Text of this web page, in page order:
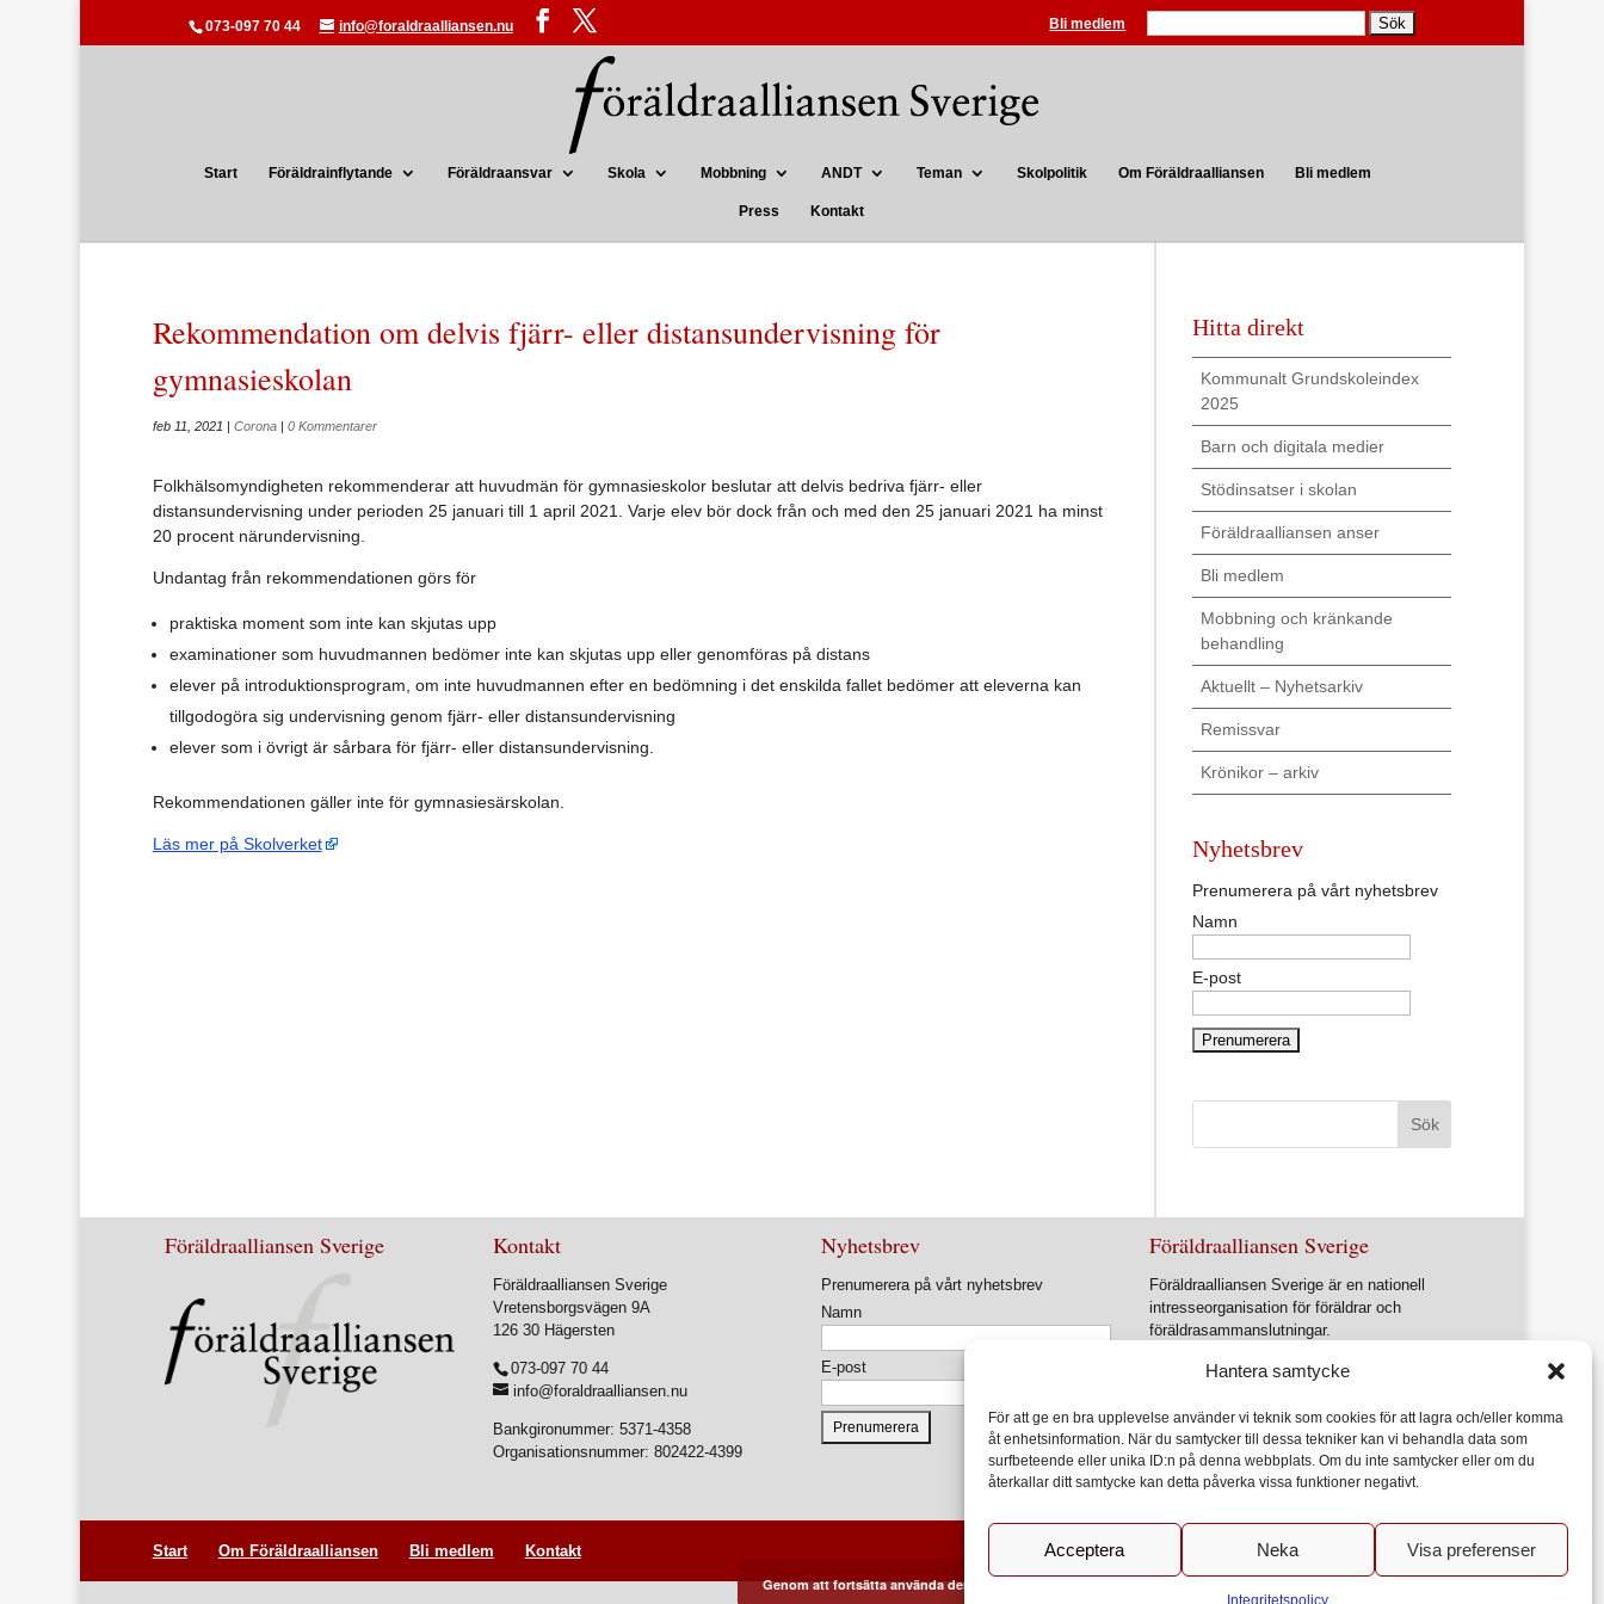
Hantera samtycke
För att ge en bra upplevelse använder vi teknik som cookies för att lagra och/eller komma
åt enhetsinformation. När du samtycker till dessa tekniker kan vi behandla data som
surfbeteende eller unika ID:n på denna webbplats. Om du inte samtycker eller om du
återkallar ditt samtycke kan detta påverka vissa funktioner negativt.
Acceptera Neka Visa preferenser
Integritetspolicy
073-097 70 44 info@foraldraalliansen.nu Bli medlem Search
Start Föräldrainflytande Föräldraansvar Skola Mobbning ANDT Teman Skolpolitik Om Föräldraalliansen Bli medlem
Press Kontakt
Rekommendation om delvis fjärr- eller distansundervisning för
gymnasieskolan
feb 11, 2021 | Corona| 0 Kommentarer
Folkhälsomyndigheten rekommenderar att huvudmän för gymnasieskolor beslutar att delvis bedriva fjärr- eller
distansundervisning under perioden 25 januari till 1 april 2021. Varje elev bör dock från och med den 25 januari 2021 ha minst
20 procent närundervisning.
Undantag från rekommendationen görs för
praktiska moment som inte kan skjutas upp
examinationer som huvudmannen bedömer inte kan skjutas upp eller genomföras på distans
elever på introduktionsprogram, om inte huvudmannen efter en bedömning i det enskilda fallet bedömer att eleverna kan
tillgodogöra sig undervisning genom fjärr- eller distansundervisning
elever som i övrigt är sårbara för fjärr- eller distansundervisning.
Rekommendationen gäller inte för gymnasiesärskolan.
Läs mer på Skolverket
Hitta direkt
Kommunalt Grundskoleindex
2025
Barn och digitala medier
Stödinsatser i skolan
Föräldraalliansen anser
Bli medlem
Mobbning och kränkande
behandling
Aktuellt – Nyhetsarkiv
Remissvar
Krönikor – arkiv
Nyhetsbrev
Prenumerera på vårt nyhetsbrev
Namn
E-post
Föräldraalliansen Sverige Kontakt
Föräldraalliansen Sverige
Vretensborgsvägen 9A
126 30 Hägersten
073-097 70 44
info@foraldraalliansen.nu
Bankgironummer: 5371-4358
Organisationsnummer: 802422-4399
Nyhetsbrev
Prenumerera på vårt nyhetsbrev
Namn
E-post
Föräldraalliansen Sverige
Föräldraalliansen Sverige är en nationell
intresseorganisation för föräldrar och
föräldrasammanslutningar.
Förbundets övergripande ändamål är att
utveckling av samhället som främjar varje
barns allsidiga utveckling, lärande och
hälsa
Start Om Föräldraalliansen Bli medlem Kontakt
Genom att fortsätta använda denna webbplats godkänner du användandet av kakor. Acceptera